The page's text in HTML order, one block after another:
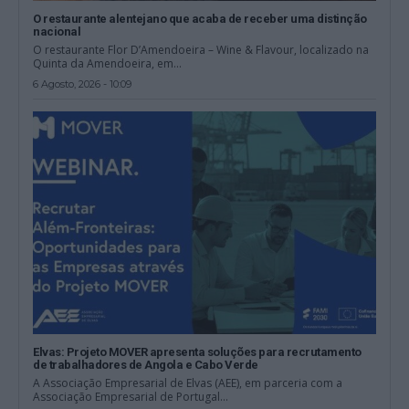
O restaurante alentejano que acaba de receber uma distinção
nacional
O restaurante Flor D’Amendoeira – Wine & Flavour, localizado na
Quinta da Amendoeira, em...
6 Agosto, 2026 - 10:09
Elvas: Projeto MOVER apresenta soluções para recrutamento
de trabalhadores de Angola e Cabo Verde
A Associação Empresarial de Elvas (AEE), em parceria com a
Associação Empresarial de Portugal...